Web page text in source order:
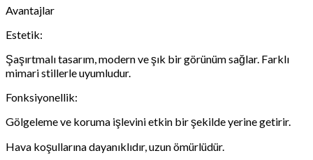
Avantajlar
Estetik:
Şaşırtmalı tasarım, modern ve şık bir görünüm sağlar. Farklı
mimari stillerle uyumludur.
Fonksiyonellik:
Gölgeleme ve koruma işlevini etkin bir şekilde yerine getirir.
Hava koşullarına dayanıklıdır, uzun ömürlüdür.